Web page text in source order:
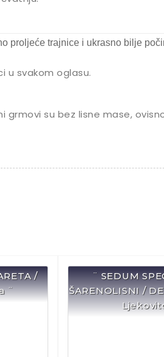
proljeće trajnice i ukrasno bilje
u svakom oglasu.
grmovi su bez lisne mase,
/
¨
¨ SEDUM
ŠARENOLISNI /